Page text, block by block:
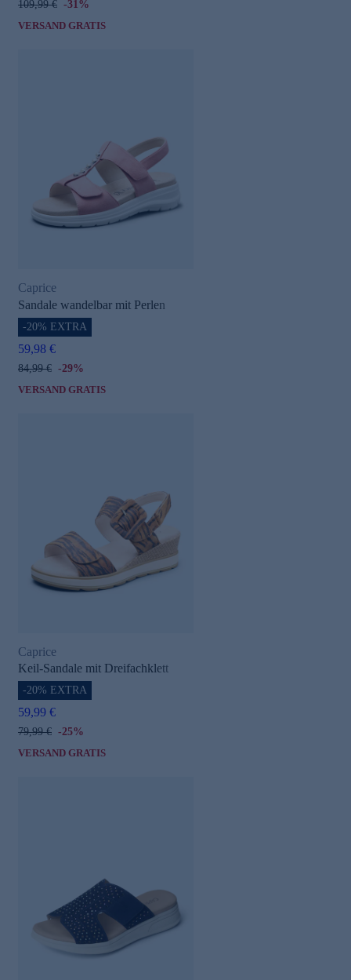
109,99 € -31%
VERSAND GRATIS
Caprice
Sandale wandelbar mit Perlen
-20% EXTRA
59,98 €
84,99 € -29%
VERSAND GRATIS
Caprice
Keil-Sandale mit Dreifachklett
-20% EXTRA
59,99 €
79,99 € -25%
VERSAND GRATIS